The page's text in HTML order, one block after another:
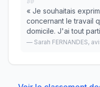
« Je souhaitais
concernant le travail
domicile. J'ai tout
l'application dans la
— Sarah FERNANDES,